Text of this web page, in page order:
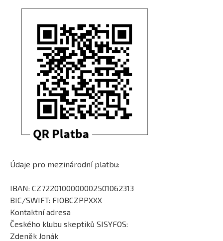
Údaje pro mezinárodní platbu:
IBAN: CZ7220100000002501062313
BIC/SWIFT: FIOBCZPPXXX
Kontaktní adresa
Českého klubu skeptiků SISYFOS:
Zdeněk Jonák